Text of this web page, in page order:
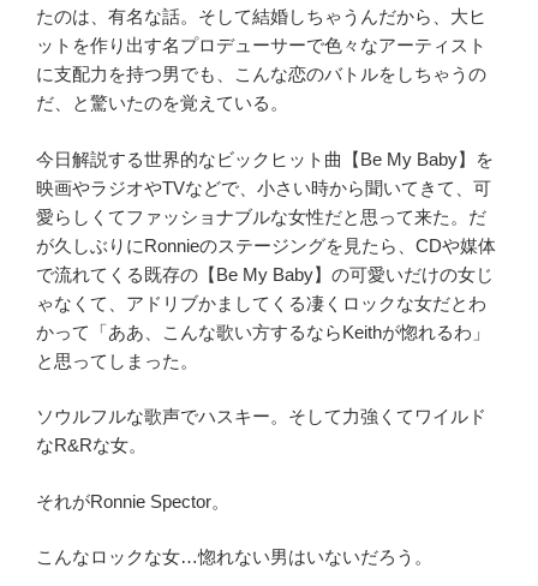
たのは、有名な話。そして結婚しちゃうんだから、大ヒ
ットを作り出す名プロデューサーで色々なアーティスト
に支配力を持つ男でも、こんな恋のバトルをしちゃうの
だ、と驚いたのを覚えている。
今日解説する世界的なビックヒット曲【Be My Baby】を
映画やラジオやTVなどで、小さい時から聞いてきて、可
愛らしくてファッショナブルな女性だと思って来た。だ
が久しぶりにRonnieのステージングを見たら、 CDや媒体
で流れてくる既存の【Be My Baby】の可愛いだけの女じ
ゃなくて、アドリブかましてくる凄くロックな女だとわ
かって「ああ、こんな歌い方するならKeithが惚れるわ」
と思ってしまった。
ソウルフルな歌声でハスキー。そして力強くてワイルド
なR&Rな女。
それがRonnie Spector。
こんなロックな女…惚れない男はいないだろう。